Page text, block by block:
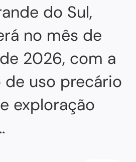
do Sul,
no mês de
2026, com a
de uso precário
exploração